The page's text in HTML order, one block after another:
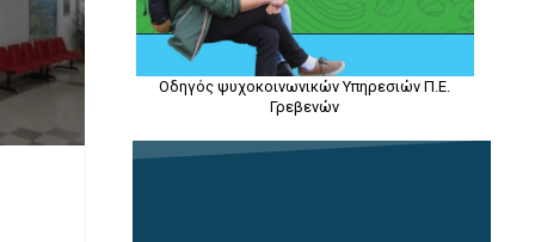
Οδηγός ψυχοκοινωνικών Υπηρεσιών Π.Ε.
Γρεβενών